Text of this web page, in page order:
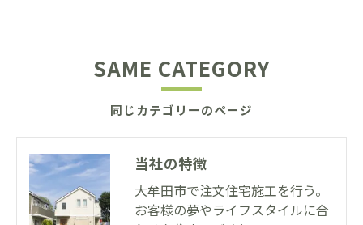
同じカテゴリーのページ
SAME CATEGORY
当社の特徴
大牟田市で注文住宅施工を行う。
お客様の夢やライフスタイルに合